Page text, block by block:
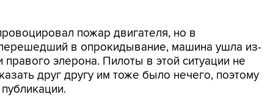
пожар двигателя, но в
в опрокидывание, машина ушла из-
элерона. Пилоты в этой ситуации не
друг другу им тоже было нечего, поэтому